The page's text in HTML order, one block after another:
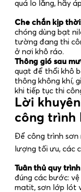
quá lo lắng, hãy
Che chắn kịp thời
chóng dùng bạt
tường đang thi
ở nơi khô ráo.
Thông gió sau
quạt để thổi khô
thông không khí,
khi tiếp tục thi
Lời
công trình
Để công trình sơn
lượng tối ưu, các
Tuân thủ quy
đúng các bước:
matit, sơn lớp lót